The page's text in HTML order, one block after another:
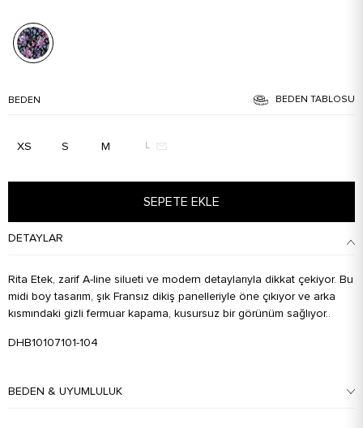
BEDEN BEDEN TABLOSU
XS S M L
SEPETE EKLE
DETAYLAR
Rita Etek, zarif A-line silueti ve modern detaylarıyla dikkat çekiyor. Bu
midi boy tasarım, şık Fransız dikiş panelleriyle öne çıkıyor ve arka
kısmındaki gizli fermuar kapama, kusursuz bir görünüm sağlıyor..
DHB10107101-104
BEDEN & UYUMLULUK